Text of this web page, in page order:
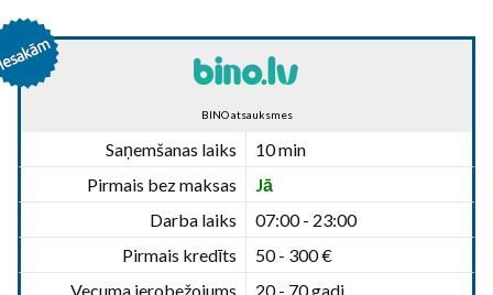
BINO atsauksmes
Saņemšanas laiks
10 min
Pirmais bez maksas
Jā
Darba laiks
07:00 - 23:00
Pirmais kredīts
50 - 300 €
Vecuma ierobežojums
20 - 70 gadi